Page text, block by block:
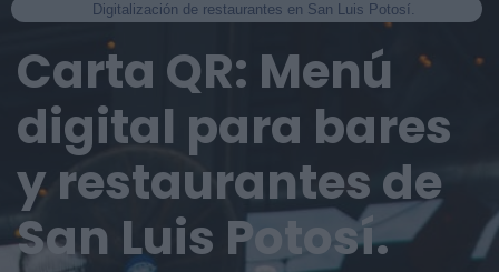
Digitalización de restaurantes en San Luis Potosí.
Carta QR: Menú
digital para bares
y restaurantes de
San Luis Potosí.